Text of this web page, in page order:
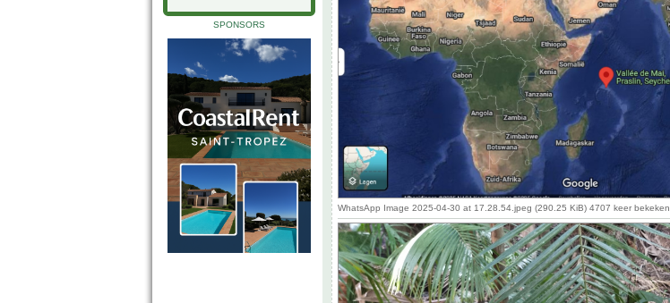
SPONSORS
WhatsApp Image 2025-04-30 at 17.28.54.jpeg (290.25 KiB) 4707 keer bekeken